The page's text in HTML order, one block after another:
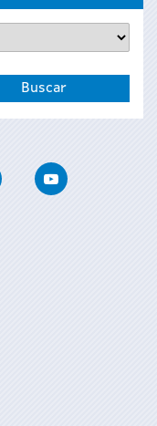
InstagramYoutube